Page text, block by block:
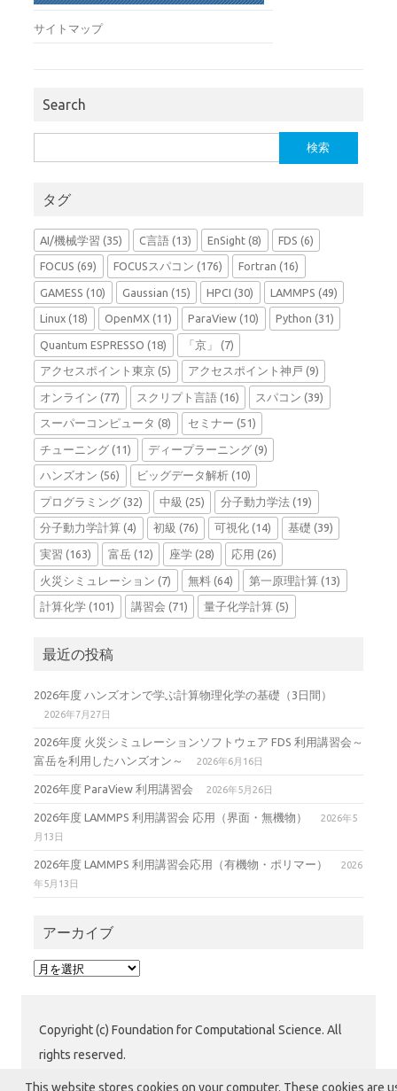
サイトマップ
Search
索:
タグ
AI/機械学習 (35) C言語(13) EnSight (8) FDS (6)
FOCUS (69) FOCUSスパコン (176) Fortran (16)
GAMESS (10) Gaussian (15) HPCI (30) LAMMPS (49)
Linux (18) OpenMX(11) ParaView (10) Python (31)
Quantum ESPRESSO (18) 「京」 (7)
アクセスポイント東京 (5) アクセスポイント神戸 (9)
オンライン (77) スクリプト言語(16) スパコン (39)
スーパーコンピュータ (8) セミナー (51)
チューニング (11) ディープラーニング(9)
ハンズオン (56) ビッグデータ解析(10)
プログラミング (32) 中級 (25) 分子動力学法 (19)
分子動力学計算 (4) 初級 (76) 可視化 (14) 基礎 (39)
実習 (163) 富岳(12) 座学 (28) 応用 (26)
火災シミュレーション (7) 無料(64) 第一原理計算 (13)
計算化学 (101) 講習会 (71) 量子化学計算 (5)
最近の投稿
2026年度 ハンズオンで学ぶ計算物理化学の基礎（3日間）
2026年7月27日
2026年度 火災シミュレーションソフトウェア FDS 利用講習会～
富岳を利用したハンズオン～
2026年6月16日
2026年度 ParaView 利用講習会 2026年5月26日
2026年度 LAMMPS 利用講習会 応用（界面・無機物）
2026年5
月13日
2026年度 LAMMPS 利用講習会応用（有機物・ポリマー）
2026
年5月13日
アーカイブ
ア
ブ
Copyright (c) Foundation for Computational Science. All
rights reserved.
公益財団法人 計算科学振興財団 (FOCUS) 運用グループ
This website stores cookies on your computer. These cookies are